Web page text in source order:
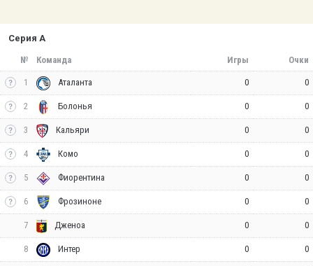
Серия А
№ Команда Игры Очки
1 Аталанта 0 0
2 Болонья 0 0
3 Кальяри 0 0
4 Комо 0 0
5 Фиорентина 0 0
6 Фрозиноне 0 0
7 Дженоа 0 0
8 Интер 0 0